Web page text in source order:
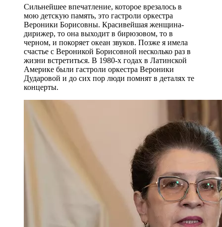
Сильнейшее впечатление, которое врезалось в
мою детскую память, это гастроли оркестра
Вероники Борисовны. Красивейшая женщина-
дирижер, то она выходит в бирюзовом, то в
черном, и покоряет океан звуков. Позже я имела
счастье с Вероникой Борисовной несколько раз в
жизни встретиться. В 1980-х годах в Латинской
Америке были гастроли оркестра Вероники
Дударовой и до сих пор люди помнят в деталях те
концерты.